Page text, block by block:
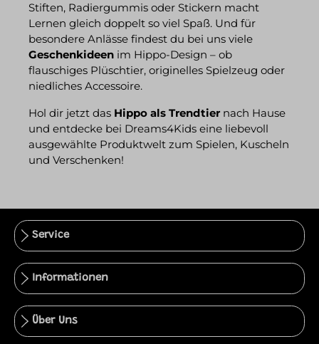
Stiften, Radiergummis oder Stickern macht
Lernen gleich doppelt so viel Spaß. Und für
besondere Anlässe findest du bei uns viele
Geschenkideen im Hippo-Design – ob
flauschiges Plüschtier, originelles Spielzeug oder
niedliches Accessoire.
Hol dir jetzt das Hippo als Trendtier nach Hause
und entdecke bei Dreams4Kids eine liebevoll
ausgewählte Produktwelt zum Spielen, Kuscheln
und Verschenken!
Service
Informationen
Über Uns